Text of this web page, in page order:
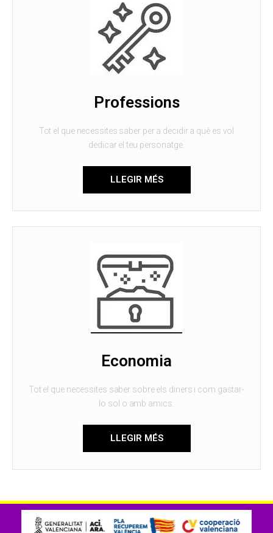
Professions
Tot el que necessites saber per a decidir a què es vol
dedicar el teu personatge.
LLEGIR MÉS
Economia
Tot el que necessites saber sobre els diners i com gastar-
lo sol o amb amics.
LLEGIR MÉS